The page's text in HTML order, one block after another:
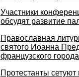
Участники
обсудят развитие
Православная
святого Иоанна
французского
Протестанты сетуют